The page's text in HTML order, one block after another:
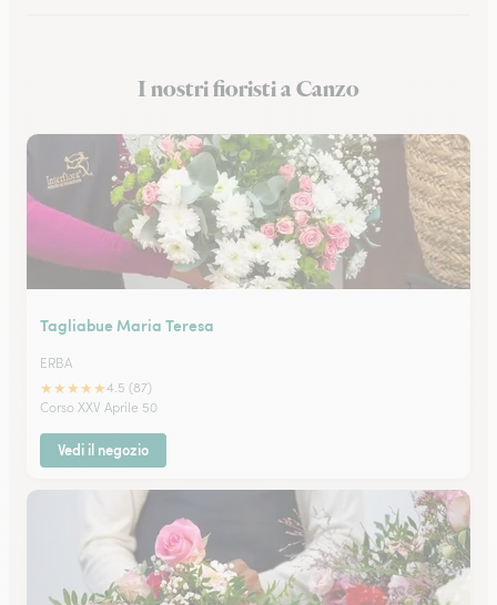
Fioristi a MonzaI nostri fioristi a Canzo
Tagliabue Maria Teresa
ERBA
★★★★★4.5 (87)
Corso XXV Aprile 50
Vedi il negozio